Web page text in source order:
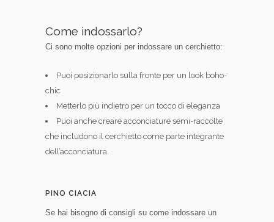
Come indossarlo?
Ci sono molte opzioni per indossare un cerchietto:
Puoi posizionarlo sulla fronte per un look boho-
chic
Metterlo più indietro per un tocco di eleganza
Puoi anche creare acconciature semi-raccolte
che includono il cerchietto come parte integrante
dell’acconciatura.
PINO CIACIA
Se hai bisogno di consigli su come indossare un